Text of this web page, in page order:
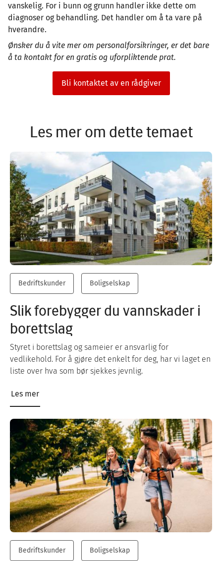
vanskelig. For i bunn og grunn handler ikke dette om
diagnoser og behandling. Det handler om å ta vare på
hverandre.
Ønsker du å vite mer om personalforsikringer, er det bare
å ta kontakt for en gratis og uforpliktende prat.
Bli kontaktet av en rådgiver
Les mer om dette temaet
Bedriftskunder Boligselskap
Slik forebygger du vannskader i
borettslag
Styret i borettslag og sameier er ansvarlig for
vedlikehold. For å gjøre det enkelt for deg, har vi laget en
liste over hva som bør sjekkes jevnlig.
Les mer
Bedriftskunder Boligselskap